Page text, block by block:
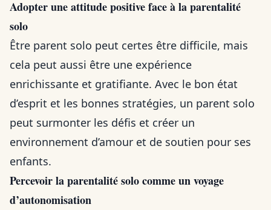
Adopter une attitude positive face à la parentalité
solo
Être parent solo peut certes être difficile, mais
cela peut aussi être une expérience
enrichissante et gratifiante. Avec le bon état
d’esprit et les bonnes stratégies, un parent solo
peut surmonter les défis et créer un
environnement d’amour et de soutien pour ses
enfants.
Percevoir la parentalité solo comme un voyage
d’autonomisation